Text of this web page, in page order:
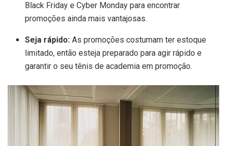
Black Friday e Cyber Monday para encontrar
promoções ainda mais vantajosas.
Seja rápido: As promoções costumam ter estoque
limitado, então esteja preparado para agir rápido e
garantir o seu tênis de academia em promoção.